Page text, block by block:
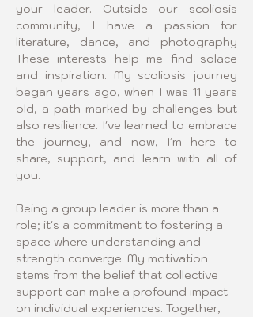
your leader. Outside our scoliosis
community, I have a passion for
literature, dance, and photography
These interests help me find solace
and inspiration. My scoliosis journey
began years ago, when I was 11 years
old, a path marked by challenges but
also resilience. I've learned to embrace
the journey, and now, I'm here to
share, support, and learn with all of
you.
Being a group leader is more than a
role; it's a commitment to fostering a
space where understanding and
strength converge. My motivation
stems from the belief that collective
support can make a profound impact
on individual experiences. Together,